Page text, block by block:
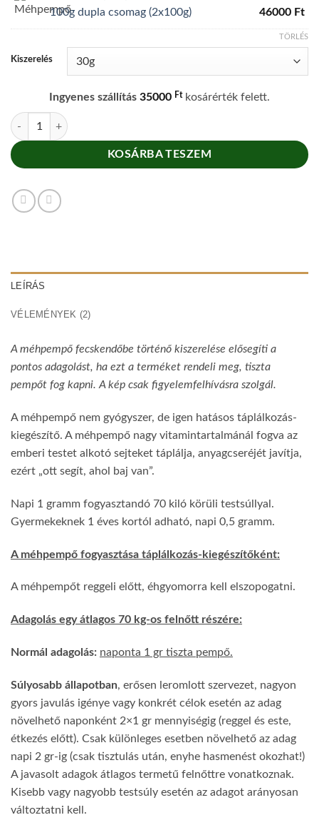
100g dupla csomag (2x100g)
46000 Ft
is:
Kiszerelés
TÖRLÉS
Ingyenes szállítás 35000 Ftkosárérték felett.
Tiszta méhpempő - fecskendőben mennyiség
KOSÁRBA TESZEM
LEÍRÁS
VÉLEMÉNYEK (2)
A méhpempő fecskendőbe történő kiszerelése elősegíti a
pontos adagolást, ha ezt a terméket rendeli meg, tiszta
pempőt fog kapni. A kép csak figyelemfelhívásra szolgál.
A méhpempő nem gyógyszer, de igen hatásos táplálkozás-
kiegészítő. A méhpempő nagy vitamintartalmánál fogva az
emberi testet alkotó sejteket táplálja, anyagcseréjét javítja,
ezért „ott segít, ahol baj van”.
Napi 1 gramm fogyasztandó 70 kiló körüli testsúllyal.
Gyermekeknek 1 éves kortól adható, napi 0,5 gramm.
A méhpempő fogyasztása táplálkozás-kiegészítőként:
A méhpempőt reggeli előtt, éhgyomorra kell elszopogatni.
Adagolás egy átlagos 70 kg-os felnőtt részére:
Normál adagolás: naponta 1 gr tiszta pempő.
Súlyosabb állapotban, erősen leromlott szervezet, nagyon
gyors javulás igénye vagy konkrét célok esetén az adag
növelhető naponként 2×1 gr mennyiségig (reggel és este,
étkezés előtt). Csak különleges esetben növelhető az adag
napi 2 gr-ig (csak tisztulás után, enyhe hasmenést okozhat!)
A javasolt adagok átlagos termetű felnőttre vonatkoznak.
Kisebb vagy nagyobb testsúly esetén az adagot arányosan
változtatni kell.